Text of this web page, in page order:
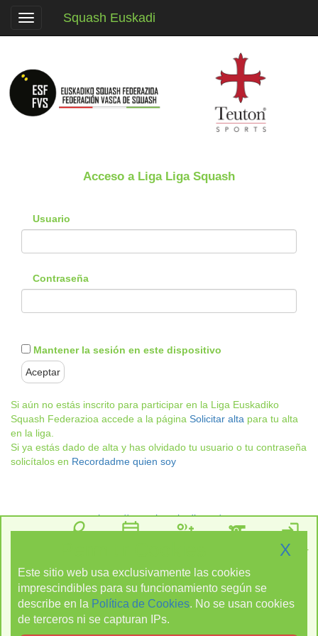
Toggle
navigation
Squash Euskadi
Acceso a Liga Liga Squash
Usuario
Contraseña
Mantener la sesión en este dispositivo
Si aún no estás inscrito para participar en la Liga Euskadiko
Squash Federazioa accede a la página Solicitar alta para tu alta
en la liga.
Si ya estás dado de alta y has olvidado tu usuario o tu contraseña
solicítalos en Recordadme quien soy
login
Acceder
sports
group_add
calendar_today
sports_tennis
military_tech
Torneos
format_list_numbered
Clasificación
https://squasheuskadi.com/
Euskadiko Squash Federazioa / Federación Vasca de Squash
X
Este sitio web usa exclusivamente las cookies
imprescindibles para su funcionamiento según se
describe en la Política de Cookies. No se usan cookies
de terceros ni se capturan IPs.